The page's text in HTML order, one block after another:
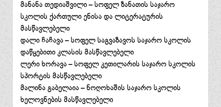
მანანა თედიაშვილი – სოფელ ზანათის საჯარო
სკოლის ქართული ენისა და ლიტერატურის
მასწავლებელი
დალი ჩაჩავა – სოფელ საგვაზავოს საჯარო სკოლის
დაწყებითი კლასის მასწავლებელი
ლერი ხორავა – სოფელ კეთილარის საჯარო სკოლის
სპორტის მასწავლებელი
მალინა გაბელაია – ნოღოხაშის საჯარო სკოლის
ხელოვნების მასწავლებელი